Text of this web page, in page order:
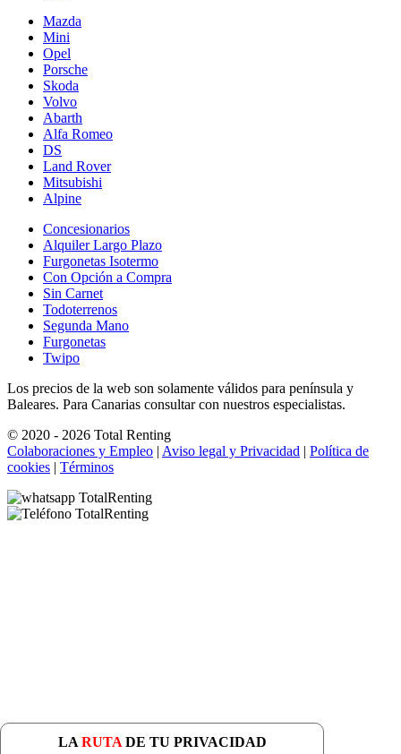
Mazda
Mini
Opel
Porsche
Skoda
Volvo
Abarth
Alfa Romeo
DS
Land Rover
Mitsubishi
Alpine
Concesionarios
Alquiler Largo Plazo
Furgonetas Isotermo
Con Opción a Compra
Sin Carnet
Todoterrenos
Segunda Mano
Furgonetas
Twipo
Los precios de la web son solamente válidos para península y
Baleares. Para Canarias consultar con nuestros especialistas.
© 2020 - 2026 Total Renting
Colaboraciones y Empleo | Aviso legal y Privacidad | Política de
cookies | Términos
LA RUTA DE TU PRIVACIDAD